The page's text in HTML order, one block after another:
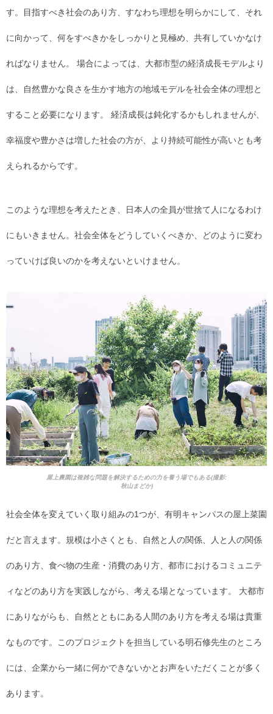
す。目指すべき社会のあり方、すなわち理想を明らかにして、それ
に向かって、何をすべきかをしっかりと見極め、共有していかなけ
ればなりません。 場合によっては、大都市型の経済成長モデルより
は、自然豊かな良さを生かす地方の地域モデルを社会全体の理想と
すること必要になります。 経済成長は鈍化するかもしれませんが、
幸福度や豊かさは増した社会の方が、より持続可能性が高いとも考
えられるからです。
このような理想を考えたとき、日本人の全員が世捨て人になるわけ
にもいきません。社会全体をどうしていくべきか、どのように変わ
っていけば良いのかを考えないといけません。
屋上農園は複雑な問題を解決するための力を養う場でもある(撮影:
秋山まどか)
社会全体を変えていく取り組みの1つが、有明キャンパスの屋上菜園
だと言えます。規模は小さくとも、自然と人の関係、人と人の関係
のあり方、食べ物の生産・消費のあり方、都市におけるコミュニテ
ィなどのあり方を実践しながら、考える場となっています。 大都市
にありながらも、自然とともにある人間のあり方を考える場は貴重
なものです。このプロジェクトを担当している明石修先生のところ
には、企業から一緒に何かできないかとお声をいただくことが多く
あります。